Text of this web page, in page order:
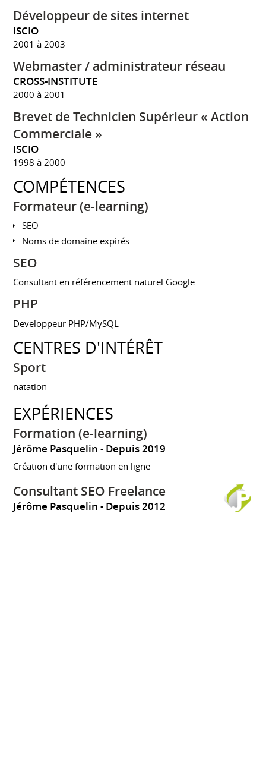
Développeur de sites internet
ISCIO
2001 à 2003
Webmaster / administrateur réseau
CROSS-INSTITUTE
2000 à 2001
Brevet de Technicien Supérieur « Action
Commerciale »
ISCIO
1998 à 2000
COMPÉTENCES
Formateur (e-learning)
SEO
Noms de domaine expirés
SEO
Consultant en référencement naturel Google
PHP
Developpeur PHP/MySQL
CENTRES D'INTÉRÊT
Sport
natation
EXPÉRIENCES
Formation (e-learning)
Jérôme Pasquelin Depuis 2019
Création d'une formation en ligne
Consultant SEO Freelance
Jérôme Pasquelin Depuis 2012